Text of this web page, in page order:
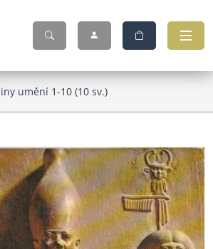
umění 1-10 (10 sv.)